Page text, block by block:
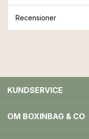
Recensioner
KUNDSERVICE
OM BOXINBAG & CO